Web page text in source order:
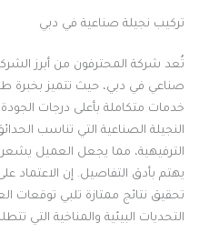
تركيب نجيلة صناعية في دبي
تُعد شركة المحترفون من أبرز
صناعي في دبي، حيث تتميز بخبرة
خدمات متكاملة بأعلى درجات
النجيلة الصناعية التي تناسب
الترفيهية، مما يجعل العميل
يهتم بأدق التفاصيل. إن
تحقيق نتائج ممتازة تلبي توقعات
التحديات البيئية والمناخية التي